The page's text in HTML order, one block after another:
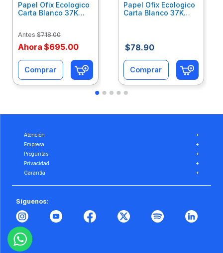
Papel Ofix Ecologico
Carta Blanco 37K
Antes $718.00
Ahora $695.00
Comprar
Papel Ofix Ecologico
Carta Blanco 37K
$78.90
Comprar
Atención
+
Empresa
+
Preguntas
+
Privacidad
+
Garantía
+
Síguenos: